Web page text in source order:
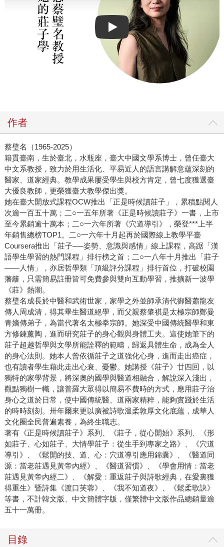
Play video
作者
蔡璧名（1965-2025）
籍貫臺南，生於臺北，水瓶座，臺大中國文學系博士，曾任臺大
中文系教授，致力於用生活化、平易近人的語言講解意蘊深刻的
醫家、道家經典。教學成果屢受學生與校方肯定，曾七度獲選臺
大優良教師，更榮獲臺大教學傑出獎。
她在臺大開放式課程OCW推出「正是時候讀莊子」，累積點閱人
次逾一百五十萬；二○一五年所著《正是時候讀莊子》一書，上市
至今累銷逾十萬本；二○一六年所著《穴道導引》，榮登***上半
年銷售總榜TOP1。二○一六年十月起再於國際線上教學平臺
Coursera推出「莊子──姿勢、意識與感情」線上課程，高踞「漢
語學生學習的熱門課程」排行榜之首；二○一八年十月推出「莊子
——人情」，亦居哲學類「頂級評分課程」排行首位，打破校園
藩籬，只需簡易註冊皆可免費參與雙向互動學習，推擴新一波學
《莊》熱潮。
蔡璧名成長於中醫和武術世家，家學之外並師承清代御醫蕭龍友
傳人周成清，得其畢生醫道絕學，而父親蔡肇祺是太極宗師鄭曼
青嫡傳弟子，為當代著名太極拳宗師。她深受中國傳統醫學和東
方修鍊薰陶，進而研究莊子的身心觀與身體工夫。這使她筆下的
莊子超越哲學與文學所能詮釋的範疇，歸返具體生命，成為全人
的身心法則。她本人曾依循莊子之道強化心身，進而走出癌症，
也有讀者學生藉此走出心衰、憂鬱。她講授《莊子》廿四回，以
獨特的家學背景，將深奧的國學與醫道相融合，解說深入淺出，
觀點獨樹一幟，讓普羅大眾得以簡易不費時的方式，應用莊子治
身心之道於日常，使中國傳統醫、道兩家精粹，能夠實踐於生活
的時時刻刻。卅年爾來更以廣被詩歌溫柔敦厚文化底蘊，成華人
文化圈全民普遍素養，為終生職志。
著有《正是時候讀莊子》系列、《莊子，從心開始》系列、《形
如莊子、心如莊子、大情學莊子：從生手到專家之路》、《穴道
導引》、《鬆開的技、道、心：穴道導引應用錦囊》、《醫道同
源：當老莊遇見黃帝內經》、《醫道習慣》、《學會用情：當老
莊遇見黃帝內經二》、《解愛：重返莊子與詩歌經典，在愛裏獲
得重生》暨詩集《渡口芙蓉》、《我不知道夜》、《鬆柔歌訣》
等書，不計韓文版、中文簡體字版，僅繁體中文版作品總銷量逾
五十一萬冊。
目錄